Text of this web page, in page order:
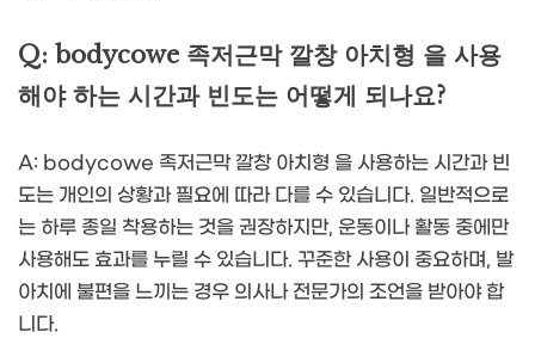
Q: bodycowe 족저근막 깔창 아치형 을 사용
해야 하는 시간과 빈도는 어떻게 되나요?
A: bodycowe 족저근막 깔창 아치형 을 사용하는 시간과 빈
도는 개인의 상황과 필요에 따라 다를 수 있습니다. 일반적으로
는 하루 종일 착용하는 것을 권장하지만, 운동이나 활동 중에만
사용해도 효과를 누릴 수 있습니다. 꾸준한 사용이 중요하며, 발
아치에 불편을 느끼는 경우 의사나 전문가의 조언을 받아야 합
니다.